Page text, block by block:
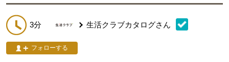
3分 生活クラブカタログさん
フォローする